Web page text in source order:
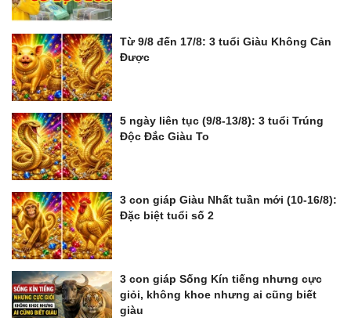
Từ 9/8 đến 17/8: 3 tuổi Giàu Không Cản
Được
5 ngày liên tục (9/8-13/8): 3 tuổi Trúng
Độc Đắc Giàu To
3 con giáp Giàu Nhất tuần mới (10-16/8):
Đặc biệt tuổi số 2
3 con giáp Sống Kín tiếng nhưng cực
giỏi, không khoe nhưng ai cũng biết
giàu